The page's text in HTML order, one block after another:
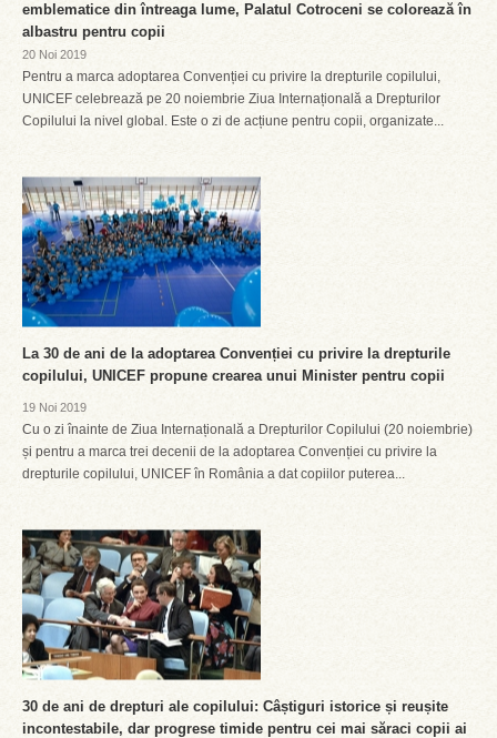
emblematice din întreaga lume, Palatul Cotroceni se colorează în
albastru pentru copii
20 Noi 2019
Pentru a marca adoptarea Convenției cu privire la drepturile copilului,
UNICEF celebrează pe 20 noiembrie Ziua Internațională a Drepturilor
Copilului la nivel global. Este o zi de acțiune pentru copii, organizate...
La 30 de ani de la adoptarea Convenției cu privire la drepturile
copilului, UNICEF propune crearea unui Minister pentru copii
19 Noi 2019
Cu o zi înainte de Ziua Internațională a Drepturilor Copilului (20 noiembrie)
și pentru a marca trei decenii de la adoptarea Convenției cu privire la
drepturile copilului, UNICEF în România a dat copiilor puterea...
30 de ani de drepturi ale copilului: Câștiguri istorice și reușite
incontestabile, dar progrese timide pentru cei mai săraci copii ai